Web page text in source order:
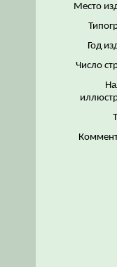
Место
Год
Число